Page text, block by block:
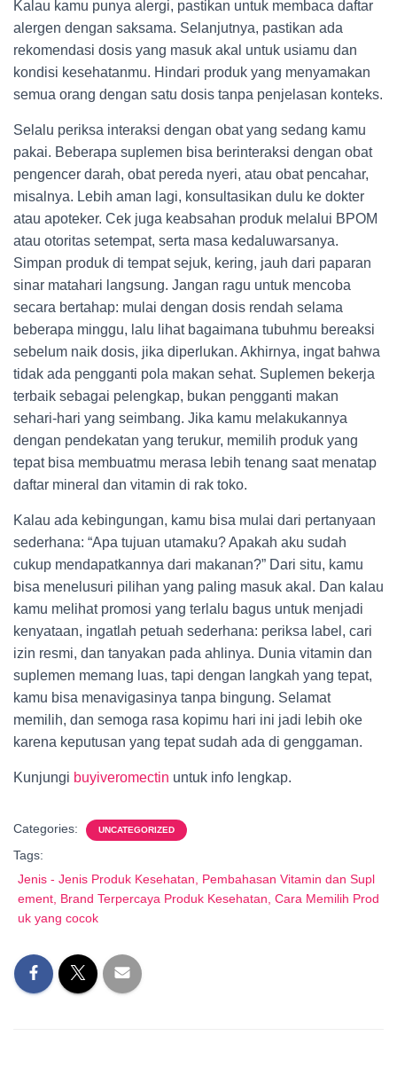
Kalau kamu punya alergi, pastikan untuk membaca daftar
alergen dengan saksama. Selanjutnya, pastikan ada
rekomendasi dosis yang masuk akal untuk usiamu dan
kondisi kesehatanmu. Hindari produk yang menyamakan
semua orang dengan satu dosis tanpa penjelasan konteks.
Selalu periksa interaksi dengan obat yang sedang kamu
pakai. Beberapa suplemen bisa berinteraksi dengan obat
pengencer darah, obat pereda nyeri, atau obat pencahar,
misalnya. Lebih aman lagi, konsultasikan dulu ke dokter
atau apoteker. Cek juga keabsahan produk melalui BPOM
atau otoritas setempat, serta masa kedaluwarsanya.
Simpan produk di tempat sejuk, kering, jauh dari paparan
sinar matahari langsung. Jangan ragu untuk mencoba
secara bertahap: mulai dengan dosis rendah selama
beberapa minggu, lalu lihat bagaimana tubuhmu bereaksi
sebelum naik dosis, jika diperlukan. Akhirnya, ingat bahwa
tidak ada pengganti pola makan sehat. Suplemen bekerja
terbaik sebagai pelengkap, bukan pengganti makan
sehari-hari yang seimbang. Jika kamu melakukannya
dengan pendekatan yang terukur, memilih produk yang
tepat bisa membuatmu merasa lebih tenang saat menatap
daftar mineral dan vitamin di rak toko.
Kalau ada kebingungan, kamu bisa mulai dari pertanyaan
sederhana: “Apa tujuan utamaku? Apakah aku sudah
cukup mendapatkannya dari makanan?” Dari situ, kamu
bisa menelusuri pilihan yang paling masuk akal. Dan kalau
kamu melihat promosi yang terlalu bagus untuk menjadi
kenyataan, ingatlah petuah sederhana: periksa label, cari
izin resmi, dan tanyakan pada ahlinya. Dunia vitamin dan
suplemen memang luas, tapi dengan langkah yang tepat,
kamu bisa menavigasinya tanpa bingung. Selamat
memilih, dan semoga rasa kopimu hari ini jadi lebih oke
karena keputusan yang tepat sudah ada di genggaman.
Kunjungi buyiveromectin untuk info lengkap.
Categories: UNCATEGORIZED
Tags:
Jenis - Jenis Produk Kesehatan, Pembahasan Vitamin dan Supl
ement, Brand Terpercaya Produk Kesehatan, Cara Memilih Prod
uk yang cocok